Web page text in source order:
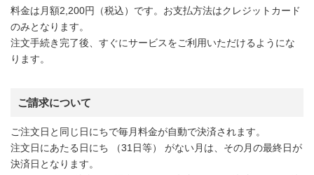
料金は月額2,200円（税込）です。お支払方法はクレジットカード
のみとなります。
注文手続き完了後、すぐにサービスをご利用いただけるようにな
ります。
ご請求について
ご注文日と同じ日にちで毎月料金が自動で決済されます。
注文日にあたる日にち （31日等） がない月は、その月の最終日が
決済日となります。